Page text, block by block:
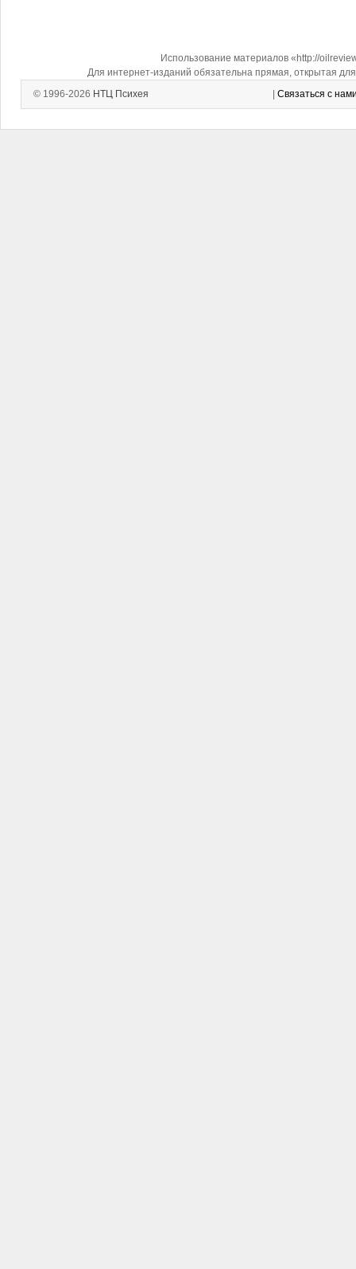
Использование материалов «http://
Для интернет-изданий обязательна прямая, открытая
© 1996-2026 НТЦ Психея Связаться с